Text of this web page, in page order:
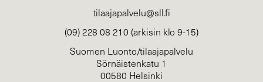
tilaajapalvelu@sll.fi
(09) 228 08 210 (arkisin klo 9-15)
Suomen Luonto/tilaajapalvelu
Sörnäistenkatu 1
00580 Helsinki